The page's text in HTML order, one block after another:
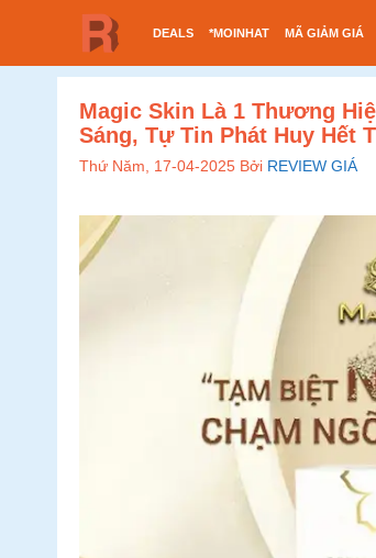
nội
DEALS *MOINHAT MÃ GIẢM GIÁ
Magic Skin Là 1 Thương
Sáng, Tự Tin Phát Huy Hết
Thứ Năm, 17-04-2025 Bởi REVIEW GIÁ